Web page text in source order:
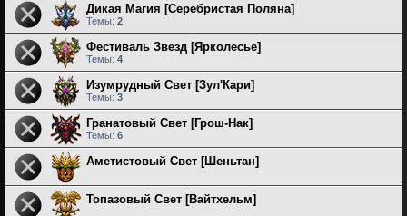
Дикая Магия [Серебристая Поляна]
Темы: 2
Фестиваль Звезд [Ярколесье]
Темы: 4
Изумрудный Свет [Зул'Кари]
Темы: 3
Гранатовый Свет [Грош-Нак]
Темы: 6
Аметистовый Свет [Шеньтан]
Топазовый Свет [Вайтхельм]